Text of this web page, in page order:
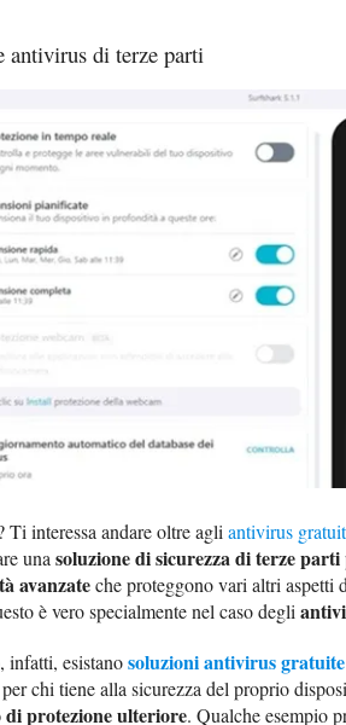
antivirus di terze parti
Ti interessa andare oltre agliantivirus
unasoluzione di sicurezza di terze parti
avanzateche proteggono vari altri aspetti
è vero specialmente nel caso degli
infatti, esistanosoluzioni antivirus gratuite
chi tiene alla sicurezza del proprio
di protezione ulteriore. Qualche esempio